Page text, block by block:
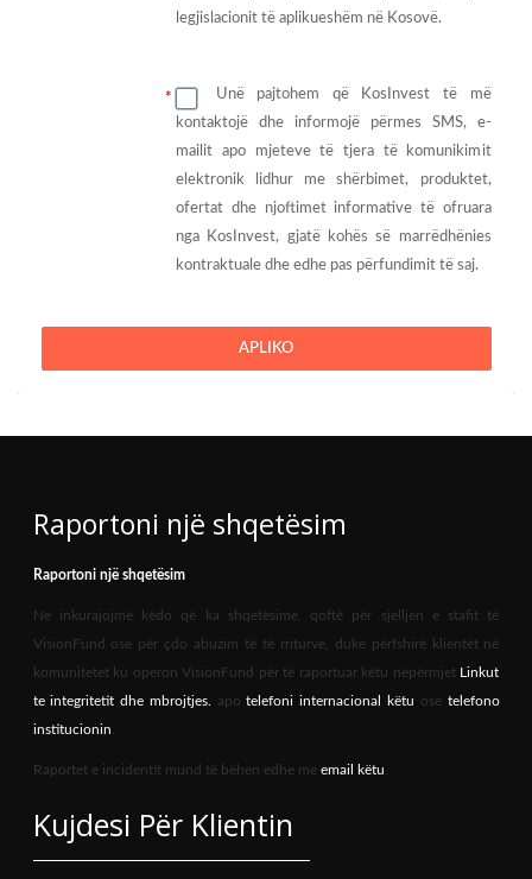
legjislacionit të aplikueshëm në Kosovë.
Unë pajtohem që KosInvest të më
kontaktojë dhe informojë përmes SMS, e-
mailit apo mjeteve të tjera të komunikimit
elektronik lidhur me shërbimet, produktet,
ofertat dhe njoftimet informative të ofruara
nga KosInvest, gjatë kohës së marrëdhënies
kontraktuale dhe edhe pas përfundimit të saj.
APLIKO
Raportoni një shqetësim
Raportoni një shqetësim
Ne inkurajojmë këdo që ka shqetësime, qoftë për sjelljen e stafit të
VisionFund ose për çdo abuzim të të rriturve, duke përfshirë klientët në
komunitetet ku operon VisionFund për të raportuar këtu nëpërmjet Linkut
te integritetit dhe mbrojtjes. apotelefoni internacional këtu ose telefono
institucionin
Raportet e incidentit mund të bëhen edhe me email këtu
Kujdesi Për Klientin